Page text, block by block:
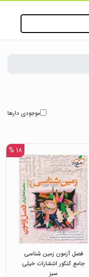
موجودی دارها
۱۸ %
فصل آزمون زمین شناسی
جامع کنکور انتشارات خیلی
سبز